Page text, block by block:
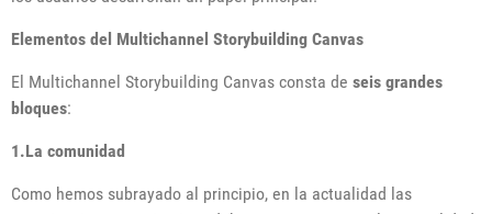
Elementos del Multichannel Storybuilding Canvas
El Multichannel Storybuilding Canvas consta de seis grandes
bloques:
1.La comunidad
Como hemos subrayado al principio, en la actualidad las